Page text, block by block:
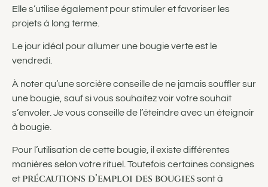
Elle s’utilise également pour stimuler et favoriser les
projets à long terme.
Le jour idéal pour allumer une bougie verte est le
vendredi.
À noter qu’une sorcière conseille de ne jamais souffler sur
une bougie, sauf si vous souhaitez voir votre souhait
s’envoler. Je vous conseille de l’éteindre avec un éteignoir
à bougie.
Pour l’utilisation de cette bougie, il existe différentes
manières selon votre rituel. Toutefois certaines consignes
et précautions d’emploi des bougiessont à